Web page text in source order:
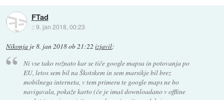
FTad
::9. jan 2018, 00:23
Nikonja je8. jan 2018 ob 21:22 izjavil:
Ni vse tako rožnato kar se tiče google mapsa in potovanja po
EU, letos sem bil na Škotskem in sem marsikje bil brez
mobilnega interneta, v tem primeru te google maps ne bo
navigavala, pokaže karto (če je imaš downloadano v offline